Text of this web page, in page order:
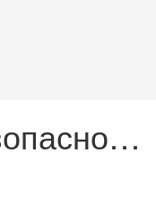
Программы безопасности